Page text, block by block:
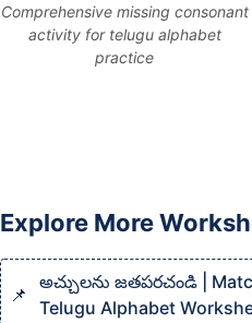
Comprehensive missing consonant
activity for telugu alphabet
practice
Explore More
అచ్చులను జతపరచండి |
Telugu Alphabet